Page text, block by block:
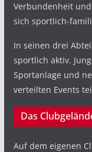
Verbundenheit
sich sportlich-
In seinen drei
sportlich aktiv.
Sportanlage und
verteilten Events
Das
Auf dem eigenen